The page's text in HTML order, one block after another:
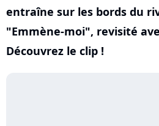
entraîne sur les bords du
"Emmène-moi", revisité
Découvrez le clip !